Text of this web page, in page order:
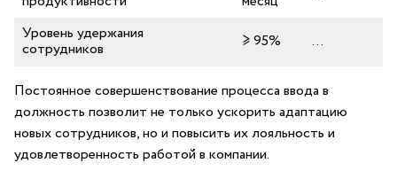
Уровень удержания
сотрудников ≥ 95% …
Постоянное ⁢совершенствование процесса⁢ ввода в
должность позволит не только ускорить адаптацию
новых сотрудников, но и повысить их лояльность и
удовлетворенность работой в компании.